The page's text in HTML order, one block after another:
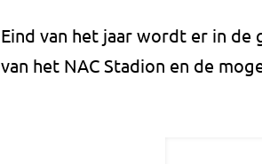
Eind van het jaar wordt er in de
van het NAC Stadion en de